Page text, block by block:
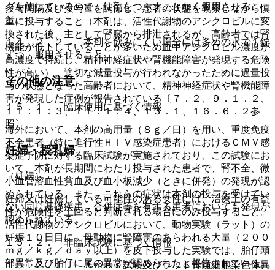
グを施しているので、錠剤をつぶすことなく服用させるこ
と。
１４．２．２． 本剤を飲みにくい場合には多めの水で１錠
ずつ、服用させること。
その他の注意
１５．１． 臨床使用に基づく情報
海外において、本剤の高用量（８ｇ／日）を用い、重度免疫
不全患者（特に進行性ＨＩＶ感染症患者）におけるＣＭＶ感
染症予防に対する臨床試験が実施されており、この試験にお
いて、本剤が長期間にわたり投与された患者で、腎不全、微
小血管溶血性貧血及び血小板減少（ときに併発）の発現が認
められている。また、これらの症状は本剤の投与を受けてい
ない同じ基礎疾患、合併症等を有する患者においても発現が
認められている。
１５．２． 非臨床試験に基づく情報
１５．２．１． Ａｍｅｓ試験及びラット骨髄細胞染色体異
投与間隔及び投与量を調節し、患者の状態を観察しながら慎
重に投与すること（本剤は、活性代謝物のアシクロビルに変
換された後、主として腎臓から排泄されるが、高齢者では腎
機能が低下していることが多いため血中アシクロビル濃度が
高濃度で持続し、精神神経症状や腎機能障害が発現する危険
性が高い）。適切な減量投与が行われなかったために過量投
与の状態となった高齢者において、精神神経症状や腎機能障
害が発現した症例が報告されている〔７．２、９．１．２、
１１．１．３、１１．１．４、１３．１、１６．６．２参
照〕。
妊婦・授乳婦
（妊婦）
妊婦又は妊娠している可能性のある女性には、治療上の有益
性が危険性を上回ると判断される場合にのみ投与すること。
活性代謝物のアシクロビルにおいて、動物実験（ラット）の
妊娠１０日目に、母動物に腎障害のあらわれる大量（２００
ｍｇ／ｋｇ／ｄａｙ以上）を皮下投与した実験では、胎仔頭
部異常及び胎仔に尾の異常が認められたと報告されている。